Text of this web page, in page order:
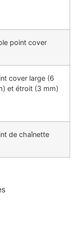
point cover
cover large (6
et étroit (3 mm)
de chaînette